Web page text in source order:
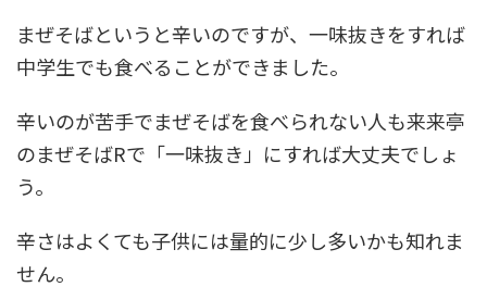
まぜそばというと辛いのですが、一味抜きをすれば
中学生でも食べることができました。
辛いのが苦手でまぜそばを食べられない人も来来亭
のまぜそばRで「一味抜き」にすれば大丈夫でしょ
う。
辛さはよくても子供には量的に少し多いかも知れま
せん。